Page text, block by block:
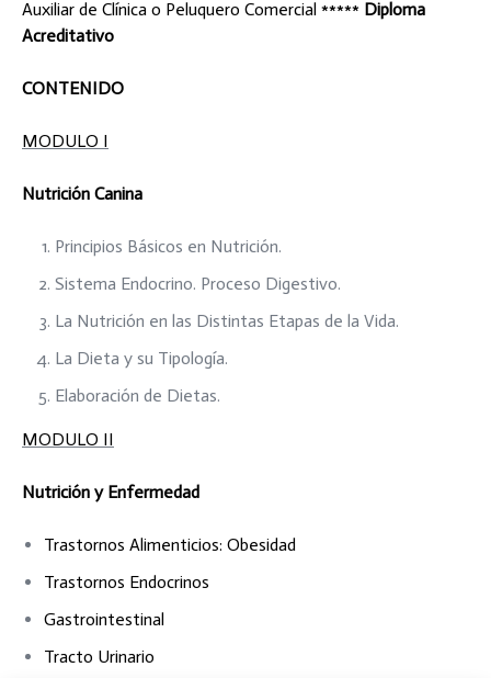
Auxiliar de Clínica o Peluquero Comercial ***** Diploma
Acreditativo
CONTENIDO
MODULO I
Nutrición Canina
Principios Básicos en Nutrición.
Sistema Endocrino. Proceso Digestivo.
La Nutrición en las Distintas Etapas de la Vida.
La Dieta y su Tipología.
Elaboración de Dietas.
MODULO II
Nutrición y Enfermedad
Trastornos Alimenticios: Obesidad
Trastornos Endocrinos
Gastrointestinal
Tracto Urinario